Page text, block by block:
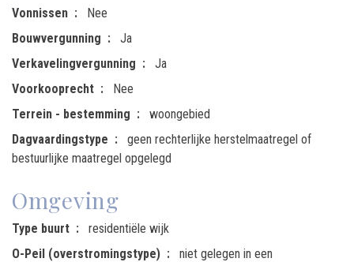
Vonnissen
Nee
Bouwvergunning
Ja
Verkavelingvergunning
Ja
Voorkooprecht
Nee
Terrein - bestemming
woongebied
Dagvaardingstype
geen rechterlijke herstelmaatregel of
bestuurlijke maatregel opgelegd
Omgeving
Type buurt
residentiële wijk
O-Peil (overstromingstype)
niet gelegen in een